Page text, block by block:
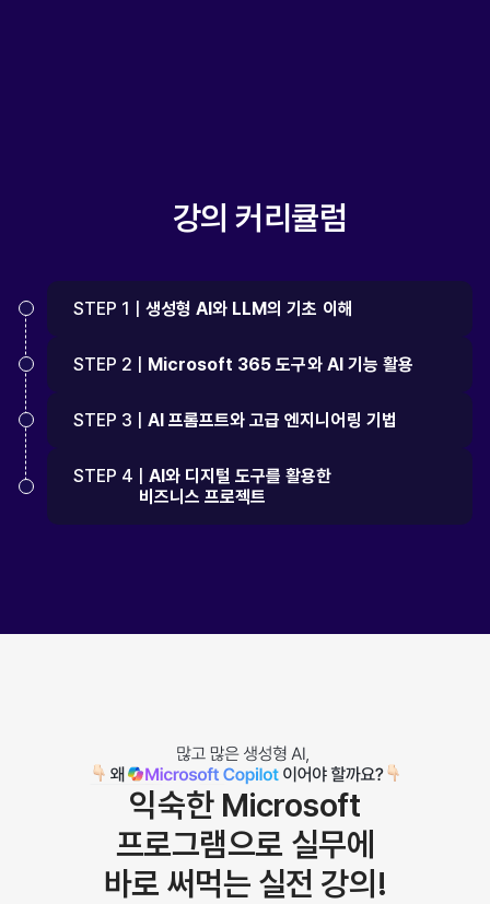
강의 커리큘럼
STEP 1 |생성형 AI와 LLM의 기초 이해
STEP 2 | Microsoft 365 도구와 AI 기능 활용
STEP 3 |AI 프롬프트와 고급 엔지니어링 기법
STEP 4 |AI와 디지털 도구를 활용한
비즈니스 프로젝트
익숙한 Microsoft
프로그램으로 실무에
바로 써먹는 실전 강의!